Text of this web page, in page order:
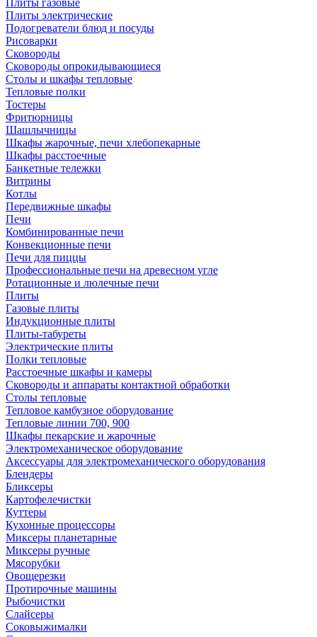
Плиты газовые
Плиты электрические
Подогреватели блюд и посуды
Рисоварки
Сковороды
Сковороды опрокидывающиеся
Столы и шкафы тепловые
Тепловые полки
Тостеры
Фритюрницы
Шашлычницы
Шкафы жарочные, печи хлебопекарные
Шкафы расстоечные
Банкетные тележки
Витрины
Котлы
Передвижные шкафы
Печи
Комбинированные печи
Конвекционные печи
Печи для пиццы
Профессиональные печи на древесном угле
Ротационные и люлечные печи
Плиты
Газовые плиты
Индукционные плиты
Плиты-табуреты
Электрические плиты
Полки тепловые
Расстоечные шкафы и камеры
Сковороды и аппараты контактной обработки
Столы тепловые
Тепловое камбузное оборудование
Тепловые линии 700, 900
Шкафы пекарские и жарочные
Электромеханическое оборудование
Аксессуары для электромеханического оборудования
Блендеры
Бликсеры
Картофелечистки
Куттеры
Кухонные процессоры
Миксеры планетарные
Миксеры ручные
Мясорубки
Овощерезки
Протирочные машины
Рыбочистки
Слайсеры
Соковыжималки